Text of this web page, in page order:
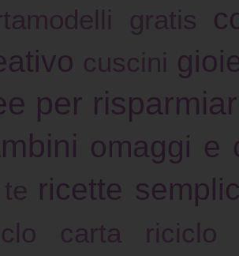
gratis
cuscini
per
omaggi e
ricette
carta riciclo